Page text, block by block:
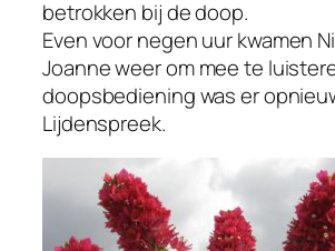
betrokken bij de doop.
Even voor negen uur kwamen
Joanne weer om mee te
doopsbediening was er
Lijdenspreek.